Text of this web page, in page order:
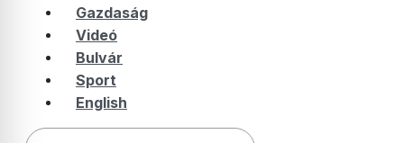
Gazdaság
Videó
Bulvár
Sport
English
Keresés: